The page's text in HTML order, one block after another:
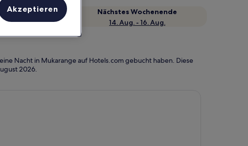
Aug.
Nächstes Wochenende
14. Aug. - 16. Aug.
Nacht in Mukarange auf Hotels.com gebucht haben. Diese
2026.
Akzeptieren